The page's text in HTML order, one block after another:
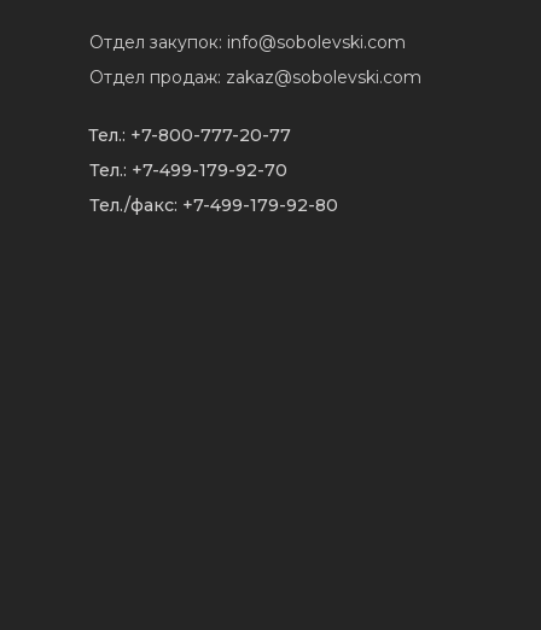
Отдел закупок: info@sobolevski.com
Тел.: +7-800-777-20-77
Отдел продаж: zakaz@sobolevski.com
Тел.: +7-499-179-92-70
Тел./факс: +7-499-179-92-80